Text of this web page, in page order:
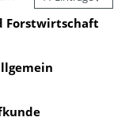
Forstwirtschaft